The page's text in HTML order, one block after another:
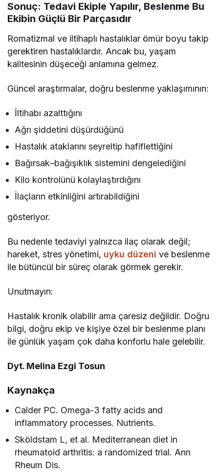
Sonuç: Tedavi Ekiple Yapılır, Beslenme Bu
Ekibin Güçlü Bir Parçasıdır
Romatizmal ve iltihaplı hastalıklar ömür boyu takip
gerektiren hastalıklardır. Ancak bu, yaşam
kalitesinin düşeceği anlamına gelmez.
Güncel araştırmalar, doğru beslenme yaklaşımının:
İltihabı azalttığını
Ağrı şiddetini düşürdüğünü
Hastalık ataklarını seyreltip hafiflettiğini
Bağırsak–bağışıklık sistemini dengelediğini
Kilo kontrolünü kolaylaştırdığını
İlaçların etkinliğini artırabildiğini
gösteriyor.
Bu nedenle tedaviyi yalnızca ilaç olarak değil;
hareket, stres yönetimi, uyku düzeni ve beslenme
ile bütüncül bir süreç olarak görmek gerekir.
Unutmayın:
Hastalık kronik olabilir ama çaresiz değildir. Doğru
bilgi, doğru ekip ve kişiye özel bir beslenme planı
ile günlük yaşam çok daha konforlu hale gelebilir.
Dyt. Melina Ezgi Tosun
Kaynakça
Calder PC. Omega-3 fatty acids and
inflammatory processes. Nutrients.
Sköldstam L, et al. Mediterranean diet in
rheumatoid arthritis: a randomized trial. Ann
Rheum Dis.